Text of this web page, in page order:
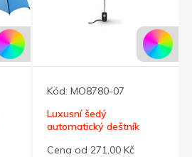
Kód: MO8780-07
Luxusní šedý
automatický deštník
Cena od 271,00 Kč